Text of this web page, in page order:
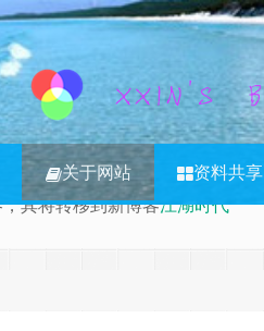
关于网站 资料共享